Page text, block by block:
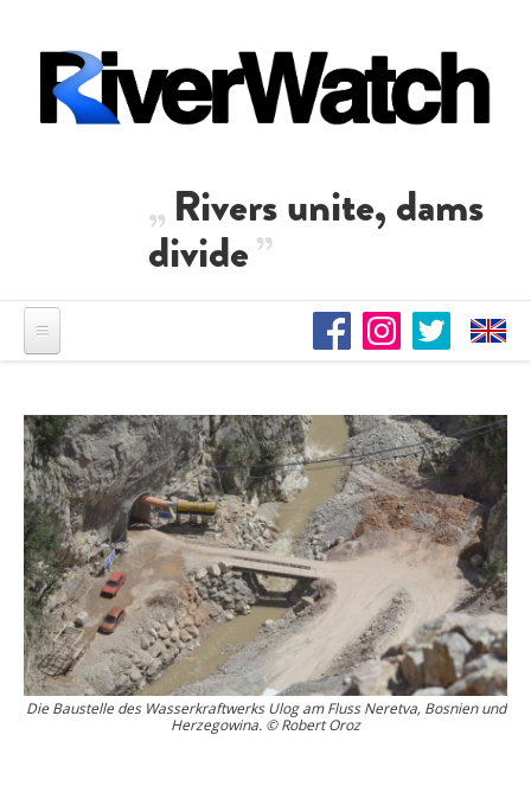
Rivers unite, dams
divide
Die Baustelle des Wasserkraftwerks Ulog am Fluss Neretva, Bosnien und
Herzegowina. © Robert Oroz